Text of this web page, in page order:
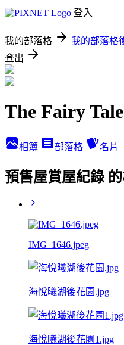
登入
我的部落格 我的部落格
登出
The Fairy
相簿 部落格 名片
預售屋賞屋紀錄
IMG_1646.jpeg
海悅曦湖後花園.jpg
海悅曦湖後花園1.jpg